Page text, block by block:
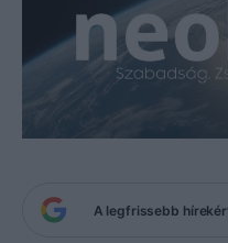
A legfrissebb